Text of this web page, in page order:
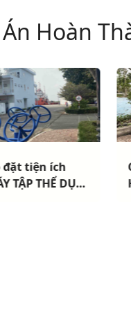
Hoàn
đặt tiện ích
TẬP THỂ DỤC